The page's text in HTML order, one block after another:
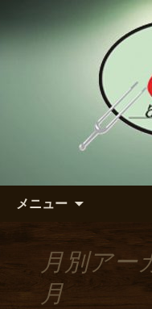
東区の泉の
【アッコル
【アッコルダ
メニュー
月別アー
月